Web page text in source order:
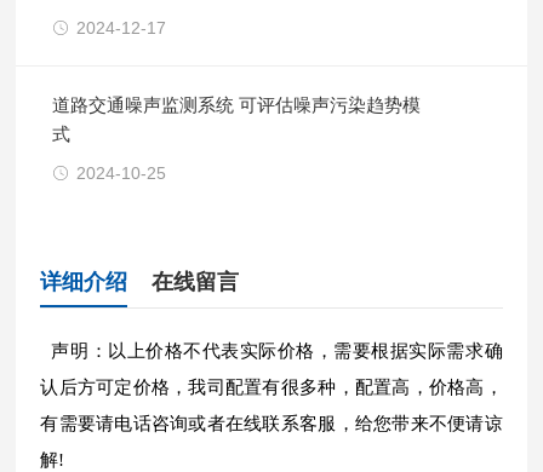
2024-12-17
​道路交通噪声监测系统 可评估噪声污染趋势模
式
2024-10-25
详细介绍 在线留言
声明：以上价格不代表实际价格，需要根据实际需求确
认后方可定价格，我司配置有很多种，配置高，价格高，
有需要请电话咨询或者在线联系客服，给您带来不便请谅
解!